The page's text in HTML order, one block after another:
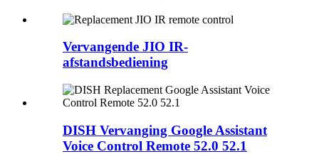
Vervangende JIO IR-
afstandsbediening
DISH Vervanging Google Assistant
Voice Control Remote 52.0 52.1